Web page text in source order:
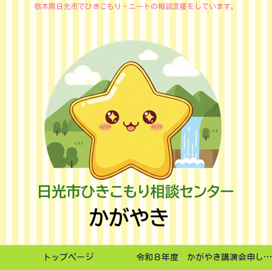
栃木県日光市でひきこもり・ニートの相談支援をしています。
トップページ 令和８年度 かがやき講演会申し込みフォーム